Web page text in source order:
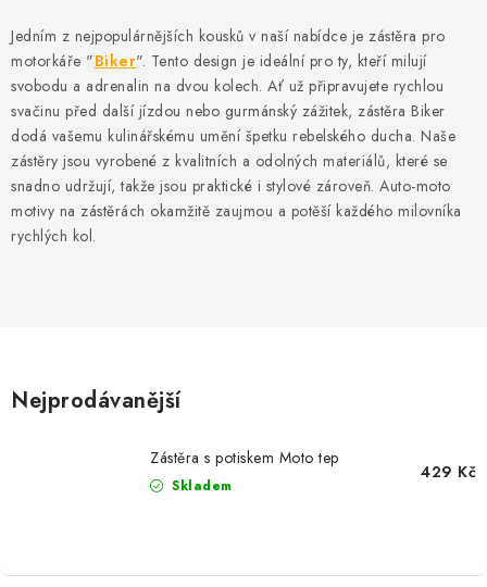
TRIČKA
MIKINY
OKAMŽITĚ K ODBĚRU
B2B
PROVIZNÍ SYSTÉM
Časté otázky
Doprava a platba
Obchodní podmínky
Jedním z nejpopulárnějších kousků v naší nabídce je zástěra pro
motorkáře "Biker". Tento design je ideální pro ty, kteří milují
svobodu a adrenalin na dvou kolech. Ať už připravujete rychlou
svačinu před další jízdou nebo gurmánský zážitek, zástěra Biker
dodá vašemu kulinářskému umění špetku rebelského ducha. Naše
zástěry jsou vyrobené z kvalitních a odolných materiálů, které se
snadno udržují, takže jsou praktické i stylové zároveň. Auto-moto
motivy na zástěrách okamžitě zaujmou a potěší každého milovníka
rychlých kol.
Nejprodávanější
Zástěra s potiskem Moto tep
Skladem
429 Kč